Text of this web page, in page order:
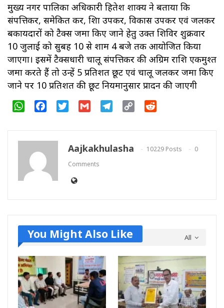
मुख्य नगर पालिका अधिकारी हितेश शाक्य ने बताया कि
संपत्तिकर, समेकित कर, शिक्षा उपकर, विकास उपकर एवं जलकर
बकायदारों को टैक्स जमा किए जाने हेतु उक्त शिविर शुक्रवार
10 जुलाई को सुबह 10 से शाम 4 बजे तक आयोजित किया
जाएगा। इसमें टैक्सधारी चालू संपत्तिकर की अग्रिम राशि एकमुश्त
जमा करते हैं तो उन्हें 5 प्रतिशत छूट एवं चालू जलकर जमा किए
जाने पर 10 प्रतिशत की छूट नियमानुसार प्रादन की जाएगी
WhatsAppFacebookTwitter Gmail Telegram
Copy
Aajkakhulasha 10229 Posts
0
Comments
All
You Might Also Like